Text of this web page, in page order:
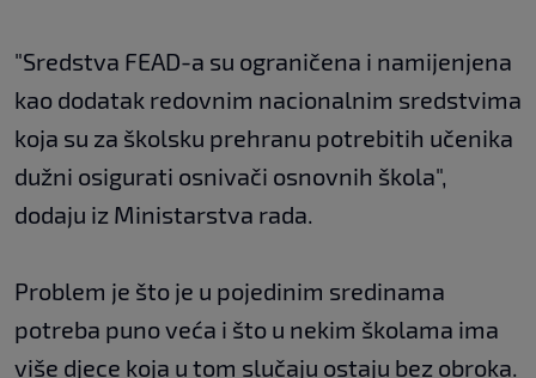
"Sredstva FEAD-a su ograničena i namijenjena
kao dodatak redovnim nacionalnim sredstvima
koja su za školsku prehranu potrebitih učenika
dužni osigurati osnivači osnovnih škola",
dodaju iz Ministarstva rada.
Problem je što je u pojedinim sredinama
potreba puno veća i što u nekim školama ima
više djece koja u tom slučaju ostaju bez obroka.